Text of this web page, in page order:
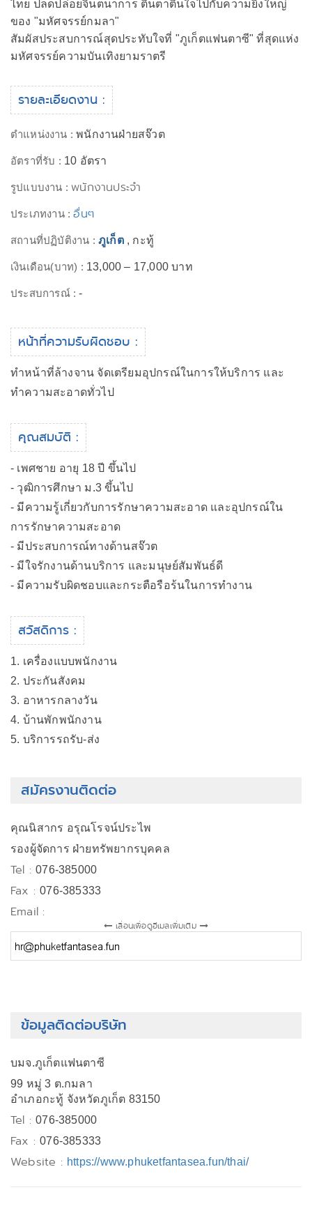
ไทย ปลดปล่อยจินตนาการ ตื่นตาตื่นใจไปกับความยิ่งใหญ่
ของ "มหัศจรรย์กมลา"
สัมผัสประสบการณ์สุดประทับใจที่ "ภูเก็ตแฟนตาซี" ที่สุดแห่ง
มหัศจรรย์ความบันเทิงยามราตรี
รายละเอียดงาน :
ตำแหน่งงาน :พนักงานฝ่ายสจ๊วต
อัตราที่รับ : 10 อัตรา
รูปแบบงาน :พนักงานประจำ
ประเภทงาน :อื่นๆ
สถานที่ปฏิบัติงาน : ภูเก็ต, กะทู้
เงินเดือน(บาท) : 13,000 – 17,000 บาท
ประสบการณ์ :-
หน้าที่ความรับผิดชอบ :
ทำหน้าที่ล้างจาน จัดเตรียมอุปกรณ์ในการให้บริการ และ
ทำความสะอาดทั่วไป
คุณสมบัติ :
- เพศชาย อายุ 18 ปี ขึ้นไป
- วุฒิการศึกษา ม.3 ขึ้นไป
- มีความรู้เกี่ยวกับการรักษาความสะอาด และอุปกรณ์ใน
การรักษาความสะอาด
- มีประสบการณ์ทางด้านสจ๊วต
- มีใจรักงานด้านบริการ และมนุษย์สัมพันธ์ดี
- มีความรับผิดชอบและกระตือรือร้นในการทำงาน
สวัสดิการ :
1. เครื่องแบบพนักงาน
2. ประกันสังคม
3. อาหารกลางวัน
4. บ้านพักพนักงาน
5. บริการรถรับ-ส่ง
สมัครงานติดต่อ
คุณนิสากร อรุณโรจน์ประไพ
รองผู้จัดการ ฝ่ายทรัพยากรบุคคล
Tel :076-385000
Fax :076-385333
Email :
เลื่อนเพื่อดูอีเมลเพิ่มเติม
ข้อมูลติดต่อบริษัท
บมจ.ภูเก็ตแฟนตาซี
99 หมู่ 3 ต.กมลา
อำเภอกะทู้ จังหวัดภูเก็ต 83150
Tel :076-385000
Fax :076-385333
Website : https://www.phuketfantasea.fun/thai/